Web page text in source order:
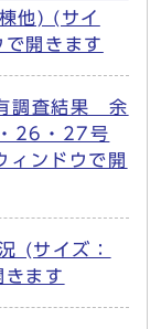
他) (サイ
開きます
調査結果 余
26・27号
ンドウで開
(サイズ：
ます